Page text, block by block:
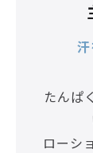
たんぱ
ローシ